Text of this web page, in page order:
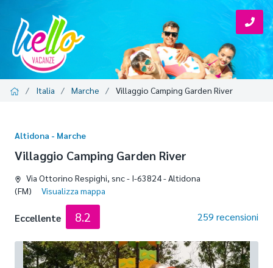
Italia Marche Villaggio Camping Garden River
Altidona - Marche
Villaggio Camping Garden River
Via Ottorino Respighi, snc - I-63824 - Altidona
(FM)
Visualizza mappa
Eccellente 8.2 259 recensioni